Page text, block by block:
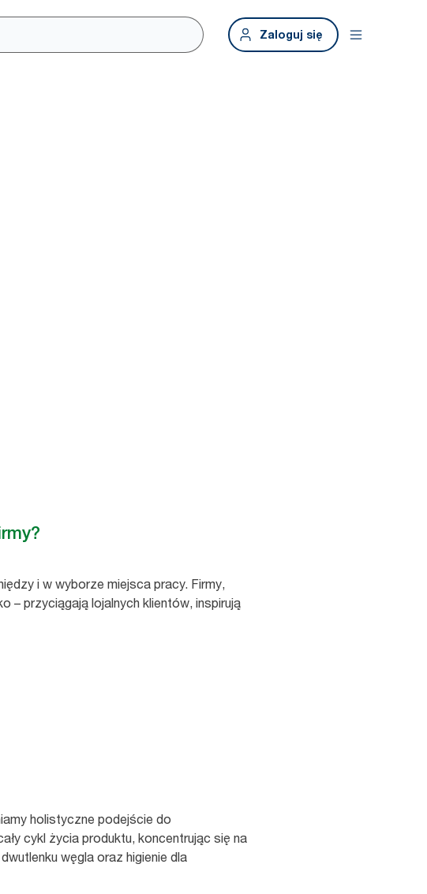
Zaloguj się
i w wyborze miejsca pracy. Firmy,
– przyciągają lojalnych klientów, inspirują
holistyczne podejście do
cykl życia produktu, koncentrując się na
węgla oraz higienie dla